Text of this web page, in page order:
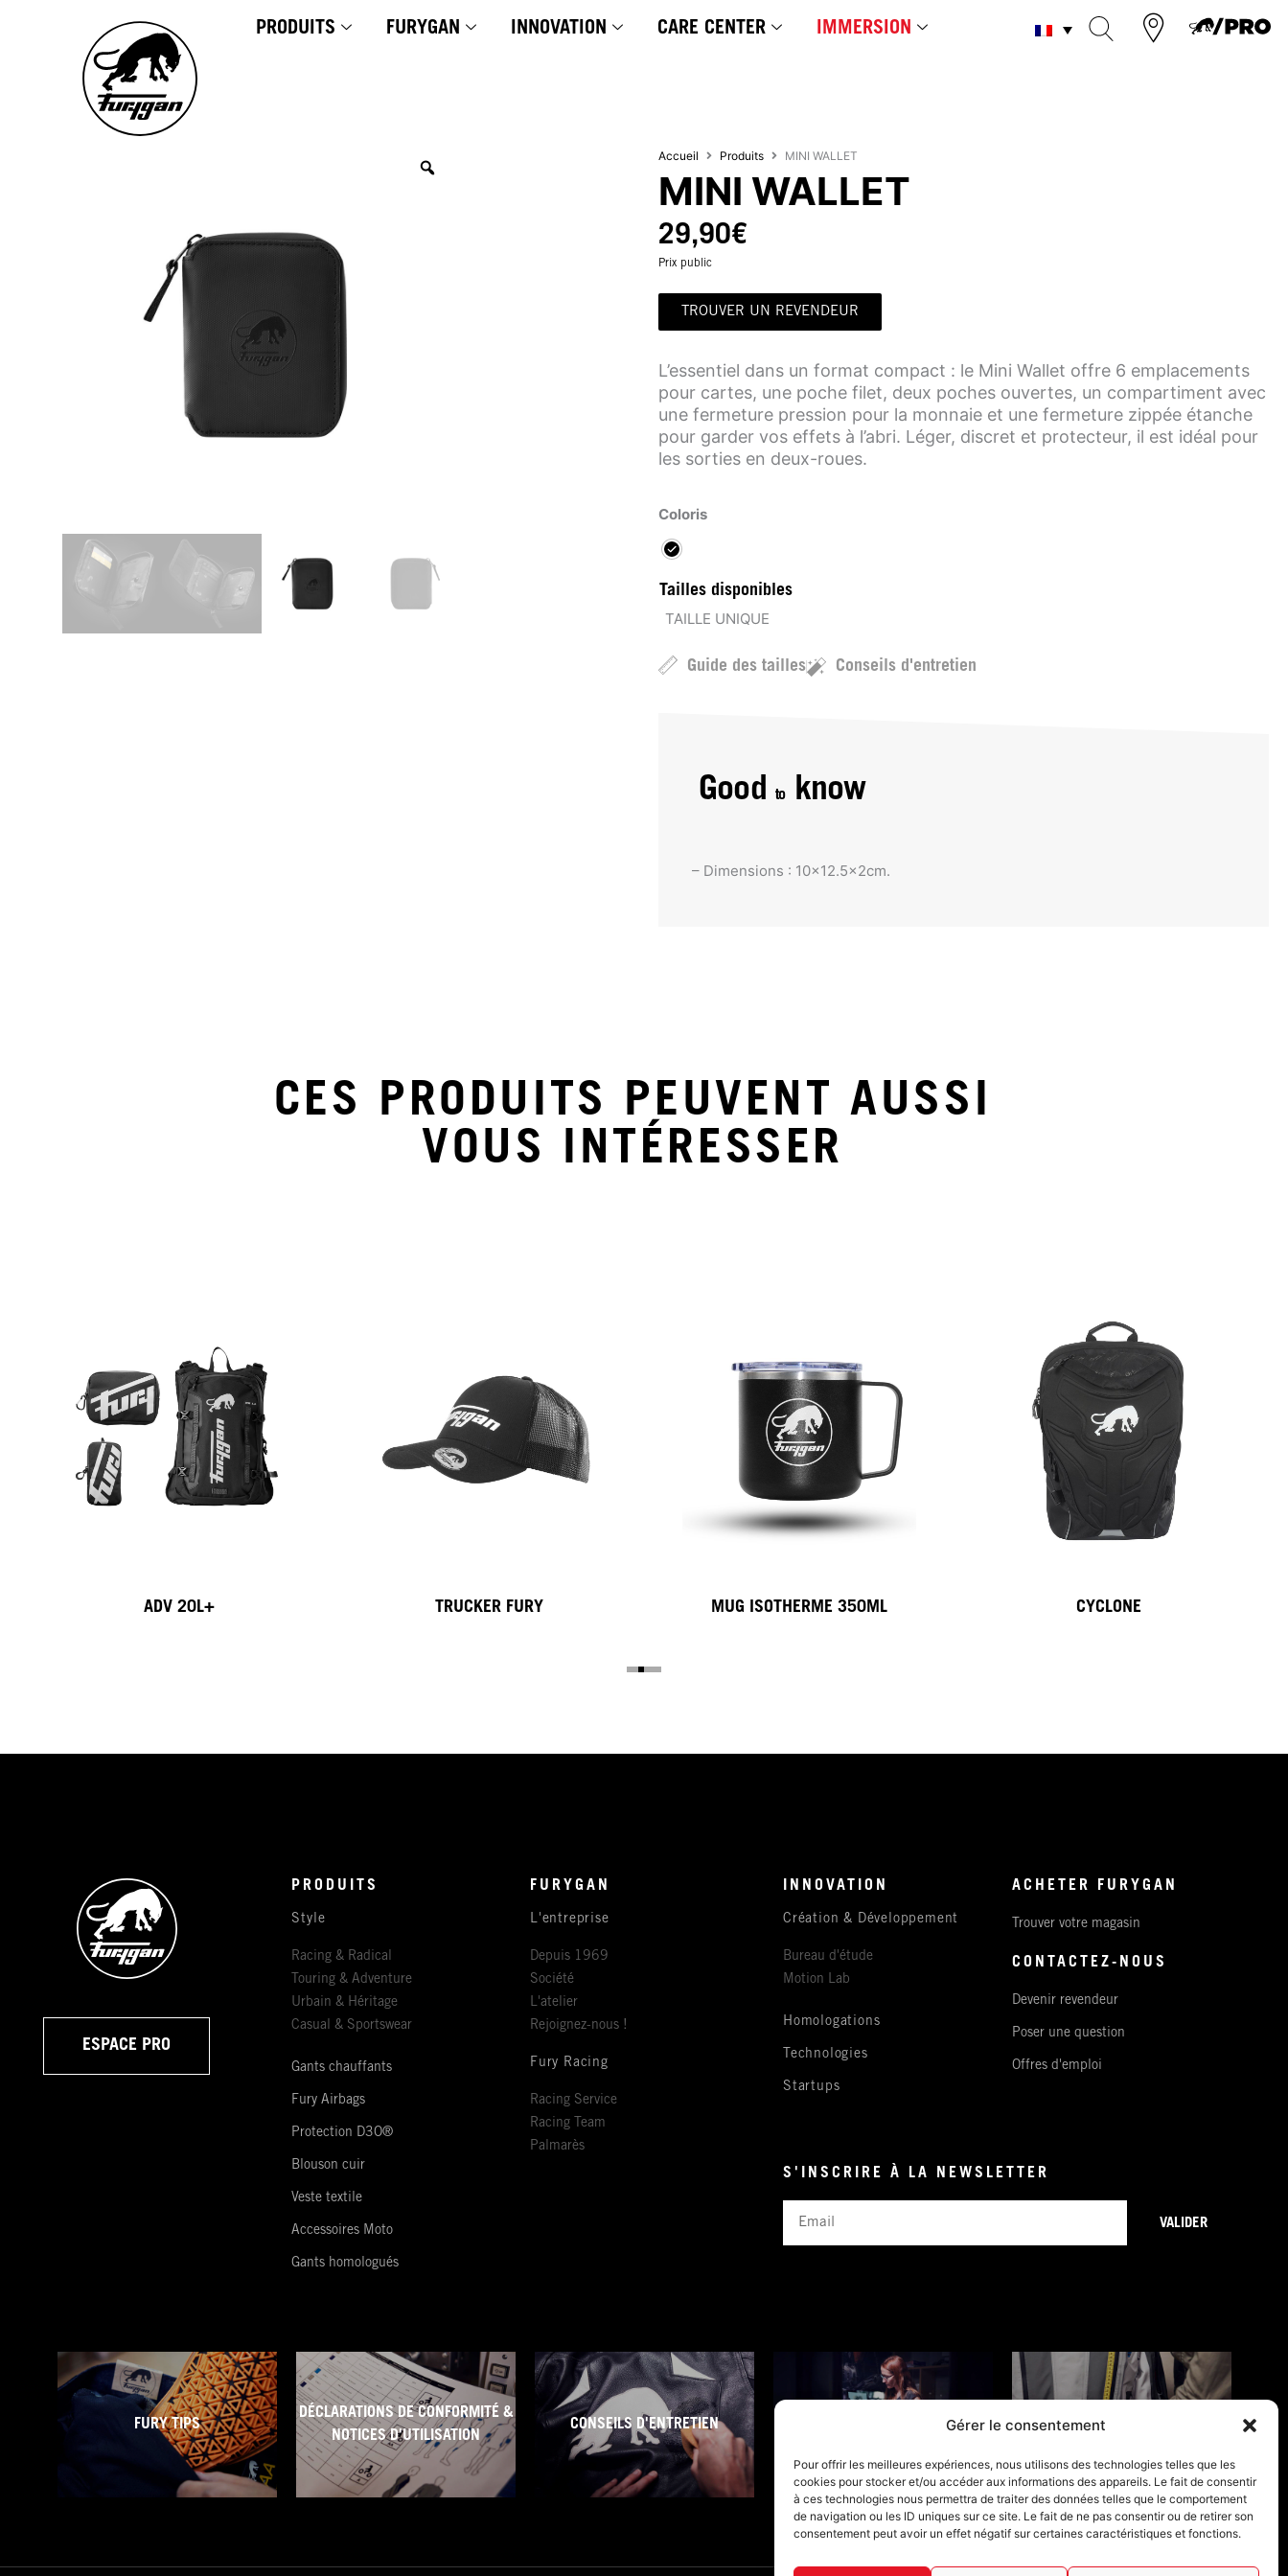
Gérer le consentement
Pour offrir les meilleures expériences, nous utilisons des technologies telles que les
cookies pour stocker et/ou accéder aux informations des appareils. Le fait de consentir
à ces technologies nous permettra de traiter des données telles que le comportement
de navigation ou les ID uniques sur ce site. Le fait de ne pas consentir ou de retirer son
consentement peut avoir un effet négatif sur certaines caractéristiques et fonctions.
PRODUITS FURYGAN INNOVATION CARE CENTER IMMERSION
Accueil Produits MINI WALLET
MINI WALLET
29,90€
Prix public
TROUVER UN REVENDEUR
L’essentiel dans un format compact : le Mini Wallet offre 6 emplacements
pour cartes, une poche filet, deux poches ouvertes, un compartiment avec
une fermeture pression pour la monnaie et une fermeture zippée étanche
pour garder vos effets à l’abri. Léger, discret et protecteur, il est idéal pour
les sorties en deux-roues.
Coloris
Tailles disponibles
TAILLE UNIQUE
Guide des tailles Conseils d'entretien
Good toknow
– Dimensions : 10×12.5x2cm.
CES PRODUITS PEUVENT AUSSI
VOUS INTÉRESSER
ADV 20L+ TRUCKER FURY MUG ISOTHERME 350ML CYCLONE
ESPACE PRO
PRODUITS
Style
Racing & Radical
Touring & Adventure
Urbain & Héritage
Casual & Sportswear
Gants chauffants
Fury Airbags
Protection D3O®
Blouson cuir
Veste textile
Accessoires Moto
Gants homologués
FURYGAN
L'entreprise
Depuis 1969
Société
L'atelier
Rejoignez-nous !
Fury Racing
Racing Service
Racing Team
Palmarès
INNOVATION
Création & Développement
Bureau d'étude
Motion Lab
Homologations
Technologies
Startups
ACHETER FURYGAN
Trouver votre magasin
CONTACTEZ-NOUS
Devenir revendeur
Poser une question
Offres d'emploi
S'INSCRIRE À LA NEWSLETTER
VALIDER
FURY TIPS
DÉCLARATIONS DE CONFORMITÉ &
NOTICES D'UTILISATION
CONSEILS D'ENTRETIEN CONDITIONS DE GARANTIE GUIDES TAILLES